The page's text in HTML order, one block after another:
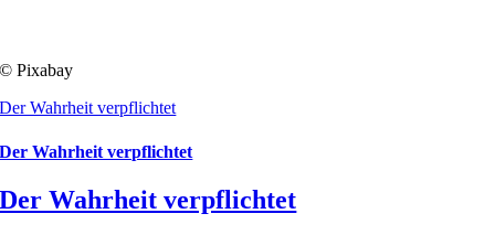
© Pixabay
Der Wahrheit verpflichtet
Der Wahrheit verpflichtet
Der Wahrheit verpflichtet